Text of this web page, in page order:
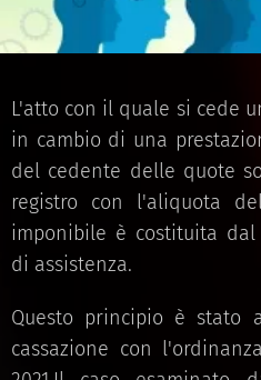
L'atto con il quale si cede
in cambio di una
del cedente delle quote
registro con l'aliquota
imponibile è costituita
di assistenza.
Questo principio è stato
cassazione con